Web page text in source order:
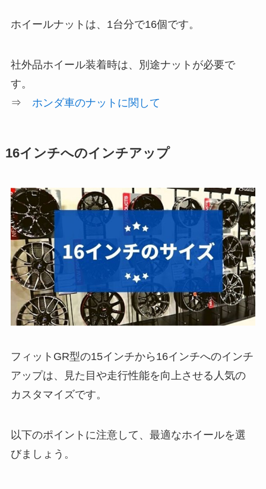
ホイールナットは、1台分で16個です。
社外品ホイール装着時は、別途ナットが必要で
す。
⇒ ホンダ車のナットに関して
16インチへのインチアップ
フィットGR型の15インチから16インチへのインチ
アップは、見た目や走行性能を向上させる人気の
カスタマイズです。
以下のポイントに注意して、最適なホイールを選
びましょう。